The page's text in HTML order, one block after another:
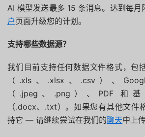
AI 模型发送最多 15 条消息。达到每月
户页面升级您的计划。
支持哪些数据源？
我们目前支持任何数据文件格式，包
（.xls、.xlsx、.csv）、
（.jpeg、.png）、PDF 和
（.docx、.txt）。如果您有其他文件
持它 — 请继续尝试在我们的聊天中上